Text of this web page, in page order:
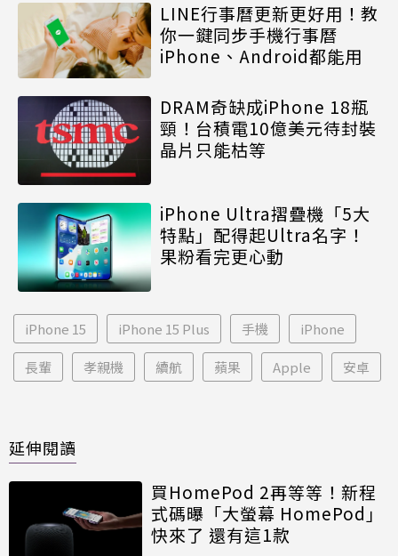
LINE行事曆更新更好用！教
你一鍵同步手機行事曆
iPhone、Android都能用
DRAM奇缺成iPhone 18瓶
頸！台積電10億美元待封裝
晶片只能枯等
iPhone Ultra摺疊機「5大
特點」配得起Ultra名字！
果粉看完更心動
iPhone 15 iPhone 15 Plus 手機 iPhone
長輩 孝親機 續航 蘋果 Apple 安卓
延伸閱讀
買HomePod 2再等等！新程
式碼曝「大螢幕 HomePod」
快來了 還有這1款